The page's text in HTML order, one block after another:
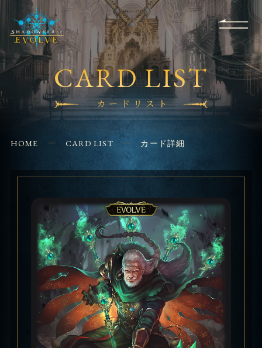
Q&A
EVENT SHOPS
FOR
BEGINNERS
APPLICATION
CONTACT
CARD LIST
カードリスト
HOME CARD LIST カード詳細